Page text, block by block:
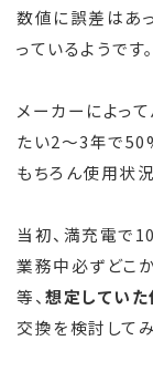
数値に誤差はあ
っているようです。
メーカーによっ
たい2～3年で
もちろん使用状
当初、満充電で
業務中必ずどこ
等、想定してい
交換を検討して